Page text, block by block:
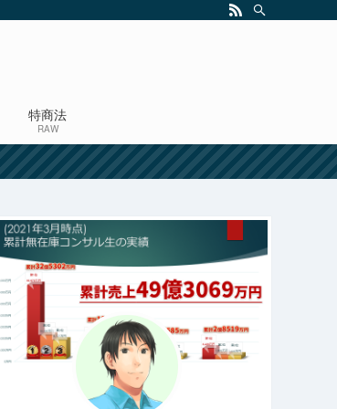
特商法
RAW